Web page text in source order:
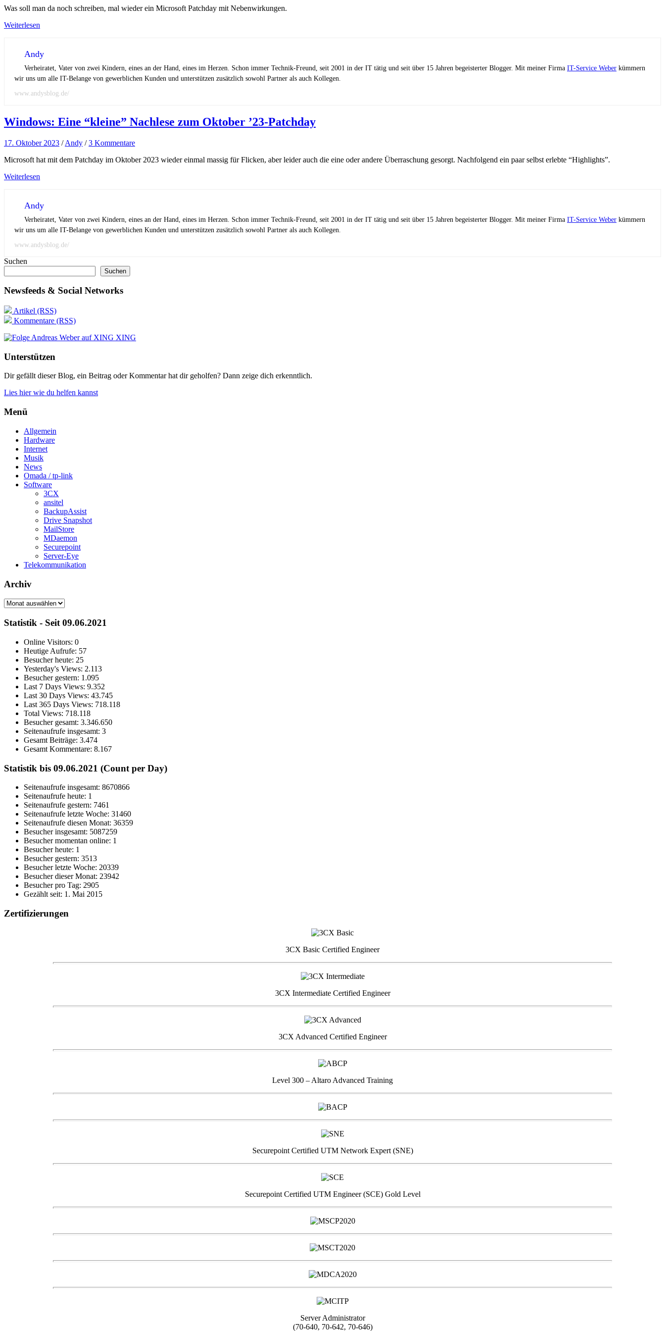
Was soll man da noch schreiben, mal wieder ein Microsoft Patchday mit Nebenwirkungen.
Weiterlesen
Andy
Verheiratet, Vater von zwei Kindern, eines an der Hand, eines im Herzen. Schon immer Technik-Freund, seit 2001 in der IT tätig und seit über 15 Jahren begeisterter Blogger. Mit meiner Firma IT-Service Weber kümmern
wir uns um alle IT-Belange von gewerblichen Kunden und unterstützen zusätzlich sowohl Partner als auch Kollegen.
www.andysblog.de/
Windows: Eine “kleine” Nachlese zum Oktober ’23-Patchday
17. Oktober 2023 /Andy /3 Kommentare
Microsoft hat mit dem Patchday im Oktober 2023 wieder einmal massig für Flicken, aber leider auch die eine oder andere Überraschung gesorgt. Nachfolgend ein paar selbst erlebte “Highlights”.
Weiterlesen
Andy
Verheiratet, Vater von zwei Kindern, eines an der Hand, eines im Herzen. Schon immer Technik-Freund, seit 2001 in der IT tätig und seit über 15 Jahren begeisterter Blogger. Mit meiner Firma IT-Service Weber kümmern
wir uns um alle IT-Belange von gewerblichen Kunden und unterstützen zusätzlich sowohl Partner als auch Kollegen.
www.andysblog.de/
Suchen
Suchen
Newsfeeds & Social Networks
Artikel (RSS)
Kommentare (RSS)
XING
Unterstützen
Dir gefällt dieser Blog, ein Beitrag oder Kommentar hat dir geholfen? Dann zeige dich erkenntlich.
Lies hier wie du helfen kannst
Menü
Allgemein
Hardware
Internet
Musik
News
Omada / tp-link
Software
3CX
ansitel
BackupAssist
Drive Snapshot
MailStore
MDaemon
Securepoint
Server-Eye
Telekommunikation
Archiv
Archiv
Statistik - Seit 09.06.2021
Online Visitors: 0
Heutige Aufrufe: 57
Besucher heute: 25
Yesterday's Views: 2.113
Besucher gestern: 1.095
Last 7 Days Views: 9.352
Last 30 Days Views: 43.745
Last 365 Days Views: 718.118
Total Views: 718.118
Besucher gesamt: 3.346.650
Seitenaufrufe insgesamt: 3
Gesamt Beiträge: 3.474
Gesamt Kommentare: 8.167
Statistik bis 09.06.2021 (Count per Day)
Seitenaufrufe insgesamt: 8670866
Seitenaufrufe heute: 1
Seitenaufrufe gestern: 7461
Seitenaufrufe letzte Woche: 31460
Seitenaufrufe diesen Monat: 36359
Besucher insgesamt: 5087259
Besucher momentan online: 1
Besucher heute: 1
Besucher gestern: 3513
Besucher letzte Woche: 20339
Besucher dieser Monat: 23942
Besucher pro Tag: 2905
Gezählt seit: 1. Mai 2015
Zertifizierungen
3CX Basic Certified Engineer
3CX Intermediate Certified Engineer
3CX Advanced Certified Engineer
Level 300 – Altaro Advanced Training
Securepoint Certified UTM Network Expert (SNE)
Securepoint Certified UTM Engineer (SCE) Gold Level
Server Administrator
(70-640, 70-642, 70-646)